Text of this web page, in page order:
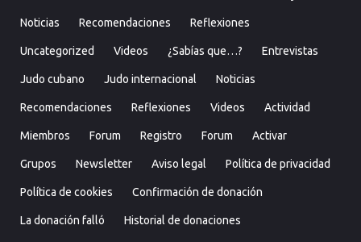
Noticias Recomendaciones Reflexiones
Uncategorized Videos ¿Sabías que…? Entrevistas
Judo cubano Judo internacional Noticias
Recomendaciones Reflexiones Videos Actividad
Miembros Forum Registro Forum Activar
Grupos Newsletter Aviso legal Política de privacidad
Política de cookies Confirmación de donación
La donación falló Historial de donaciones